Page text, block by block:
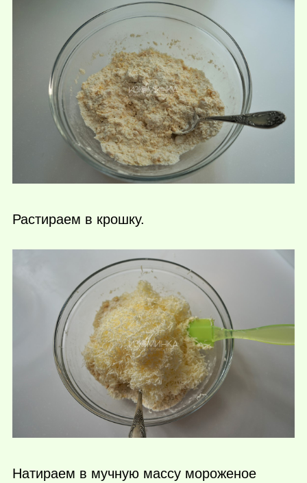
Растираем в крошку.
Натираем в мучную массу мороженое